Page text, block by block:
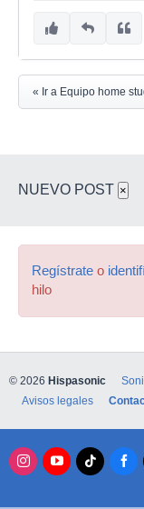
« Ir a Equipo home
NUEVO POST ×
Regístrate o
hilo
© 2026 Hispasonic
Avisos legales